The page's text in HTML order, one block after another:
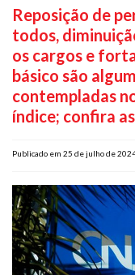
Reposição de
todos,
os cargos e
básico são
contempladas
índice; confira
Publicado em 25 de julho de
Facebook